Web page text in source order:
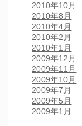
2010年10月
2010年8月
2010年4月
2010年2月
2010年1月
2009年12月
2009年11月
2009年10月
2009年7月
2009年5月
2009年1月